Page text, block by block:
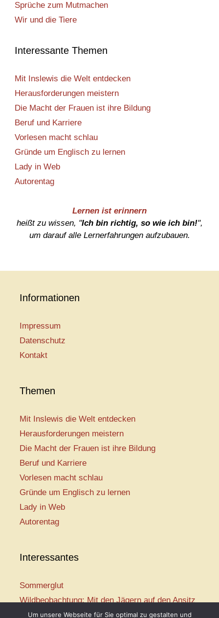
Sprüche zum Mutmachen
Wir und die Tiere
Interessante Themen
Mit Inslewis die Welt entdecken
Herausforderungen meistern
Die Macht der Frauen ist ihre Bildung
Beruf und Karriere
Vorlesen macht schlau
Gründe um Englisch zu lernen
Lady in Web
Autorentag
Lernen ist erinnern
heißt zu wissen, "Ich bin richtig, so wie ich bin!",
um darauf alle Lernerfahrungen aufzubauen.
Informationen
Impressum
Datenschutz
Kontakt
Themen
Mit Inslewis die Welt entdecken
Herausforderungen meistern
Die Macht der Frauen ist ihre Bildung
Beruf und Karriere
Vorlesen macht schlau
Gründe um Englisch zu lernen
Lady in Web
Autorentag
Interessantes
Sommerglut
Wildbeobachtung: Mit den Jägern auf den Ansitz
Mir ist so heiß
Um unsere Webseite für Sie optimal zu gestalten und